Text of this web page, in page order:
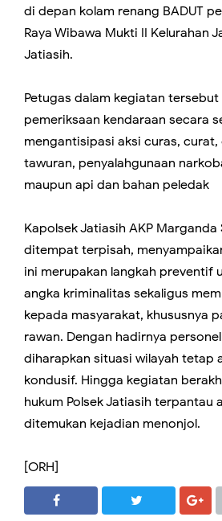
di depan kolam renang BADUT
Raya Wibawa Mukti II Kelurahan
Jatiasih.
Petugas dalam kegiatan tersebut
pemeriksaan kendaraan secara
mengantisipasi aksi curas, curat,
tawuran, penyalahgunaan
maupun api dan bahan peledak
Kapolsek Jatiasih AKP Marganda
ditempat terpisah,
ini merupakan langkah preventif
angka kriminalitas sekaligus
kepada masyarakat, khususnya
rawan. Dengan hadirnya
diharapkan situasi wilayah tetap
kondusif. Hingga kegiatan
hukum Polsek Jatiasih terpantau
ditemukan kejadian menonjol.
[ORH]